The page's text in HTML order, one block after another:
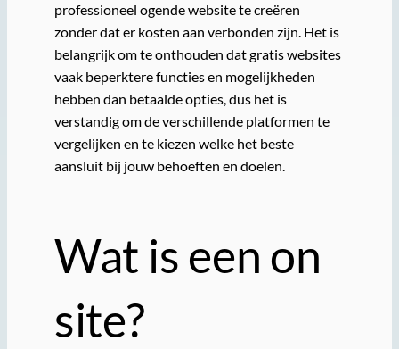
professioneel ogende website te creëren
zonder dat er kosten aan verbonden zijn. Het is
belangrijk om te onthouden dat gratis websites
vaak beperktere functies en mogelijkheden
hebben dan betaalde opties, dus het is
verstandig om de verschillende platformen te
vergelijken en te kiezen welke het beste
aansluit bij jouw behoeften en doelen.
Wat is een on
site?